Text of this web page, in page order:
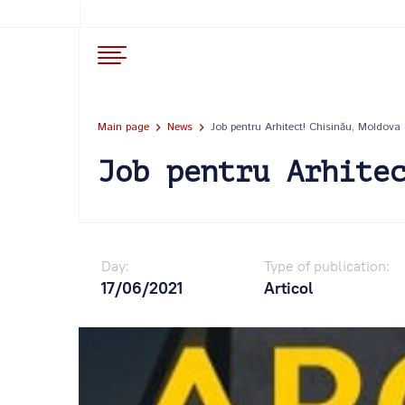
Main page News Job pentru Arhitect! Chisinău, Moldova
Job pentru
Day:
17/06/2021
Type of publication:
Articol